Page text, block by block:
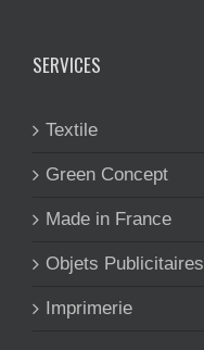
SERVICES
Textile
Green Concept
Made in France
Objets
Imprimerie